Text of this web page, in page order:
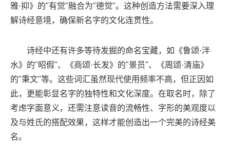
雅·抑》的"有觉"融合为"德觉"。这种创造方法需要深入理
解诗经意境，确保新名字的文化连贯性。
诗经中还有许多等待发掘的命名宝藏，如《鲁颂·泮
水》的"昭假"、《商颂·长发》的"景员"、《周颂·清庙》
的"秉文"等。这些词汇虽然现代使用频率不高，但正因如
此，更能彰显名字的独特性和文化深度。在取名时，除了
考虑字面意义，还需注意读音的流畅性、字形的美观度以
及与姓氏的搭配效果，这样才能创造出一个完美的诗经美
名。